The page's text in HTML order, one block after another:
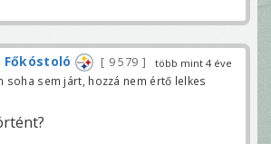
több mint 4 éve
Főkóstoló 9 579
soha sem járt, hozzá nem értő lelkes